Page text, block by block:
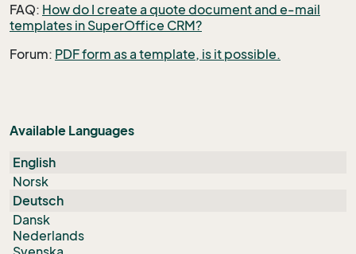
FAQ: How do I create a quote document and e-mail
templates in SuperOffice CRM?
Forum: PDF form as a template, is it possible.
Available Languages
English
Norsk
Deutsch
Dansk
Nederlands